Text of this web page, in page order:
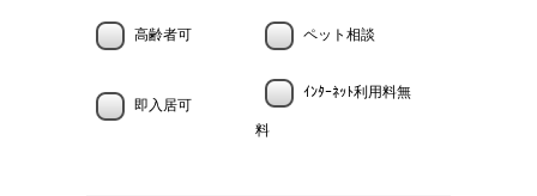
高齢者可 ペット相談
即入居可
ｲﾝﾀｰﾈｯﾄ利用料無
料